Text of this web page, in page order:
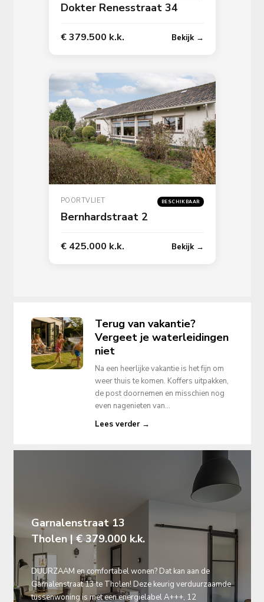
Dokter Renesstraat 34
€ 379.500 k.k. Bekijk →
POORTVLIET BESCHIKBAAR
Bernhardstraat 2
€ 425.000 k.k. Bekijk →
Terug van vakantie?
Vergeet je waterleidingen
niet
Na een heerlijke vakantie is het fijn om
weer thuis te komen. Koffers uitpakken,
de post doornemen en misschien nog
even nagenieten van...
Lees verder →
Garnalenstraat 13
Tholen | € 379.000 k.k.
DUURZAAM en comfortabel wonen? Dat kan aan de
Garnalenstraat 13 te Tholen! Deze keurig verduurzaamde
tussenwoning is met een energielabel A+++, 12